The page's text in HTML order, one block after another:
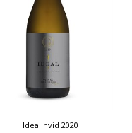
Ideal hvid 2020